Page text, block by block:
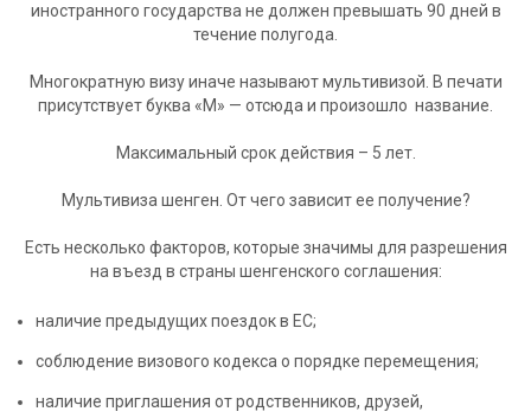
иностранного государства не должен превышать 90 дней в
течение полугода.
Многократную визу иначе называют мультивизой. В печати
присутствует буква «М» — отсюда и произошло название.
Максимальный срок действия – 5 лет.
Мультивиза шенген. От чего зависит ее получение?
Есть несколько факторов, которые значимы для разрешения
на въезд в страны шенгенского соглашения:
наличие предыдущих поездок в ЕС;
соблюдение визового кодекса о порядке перемещения;
наличие приглашения от родственников, друзей,